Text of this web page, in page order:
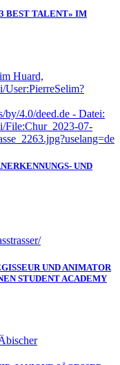
BEST TALENT» IM
UND
UND ANIMATOR
STUDENT ACADEMY